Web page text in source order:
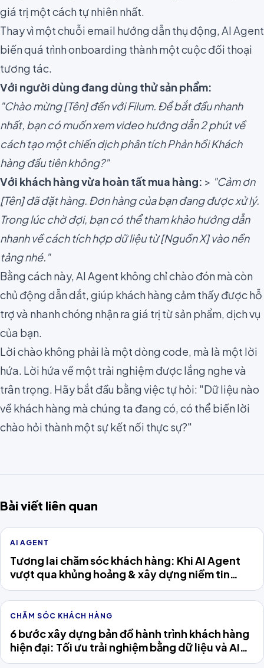
giá trị một cách tự nhiên nhất.
Thay vì một chuỗi email hướng dẫn thụ động, AI Agent
biến quá trình onboarding thành một cuộc đối thoại
tương tác.
Với người dùng đang dùng thử sản phẩm:
"Chào mừng [Tên] đến với Filum. Để bắt đầu nhanh
nhất, bạn có muốn xem video hướng dẫn 2 phút về
cách tạo một chiến dịch phân tích Phản hồi Khách
hàng đầu tiên không?"
Với khách hàng vừa hoàn tất mua hàng: > "Cảm ơn
[Tên] đã đặt hàng. Đơn hàng của bạn đang được xử lý.
Trong lúc chờ đợi, bạn có thể tham khảo hướng dẫn
nhanh về cách tích hợp dữ liệu từ [Nguồn X] vào nền
tảng nhé."
Bằng cách này, AI Agent không chỉ chào đón mà còn
chủ động dẫn dắt, giúp khách hàng cảm thấy được hỗ
trợ và nhanh chóng nhận ra giá trị từ sản phẩm, dịch vụ
của bạn.
Lời chào không phải là một dòng code, mà là một lời
hứa. Lời hứa về một trải nghiệm được lắng nghe và
trân trọng. Hãy bắt đầu bằng việc tự hỏi: "Dữ liệu nào
về khách hàng mà chúng ta đang có, có thể biến lời
chào hỏi thành một sự kết nối thực sự?"
Bài viết liên quan
AI AGENT
Tương lai chăm sóc khách hàng: Khi AI Agent
vượt qua khủng hoảng & xây dựng niềm tin
khách hàng
CHĂM SÓC KHÁCH HÀNG
6 bước xây dựng bản đồ hành trình khách hàng
hiện đại: Tối ưu trải nghiệm bằng dữ liệu và AI
Agent